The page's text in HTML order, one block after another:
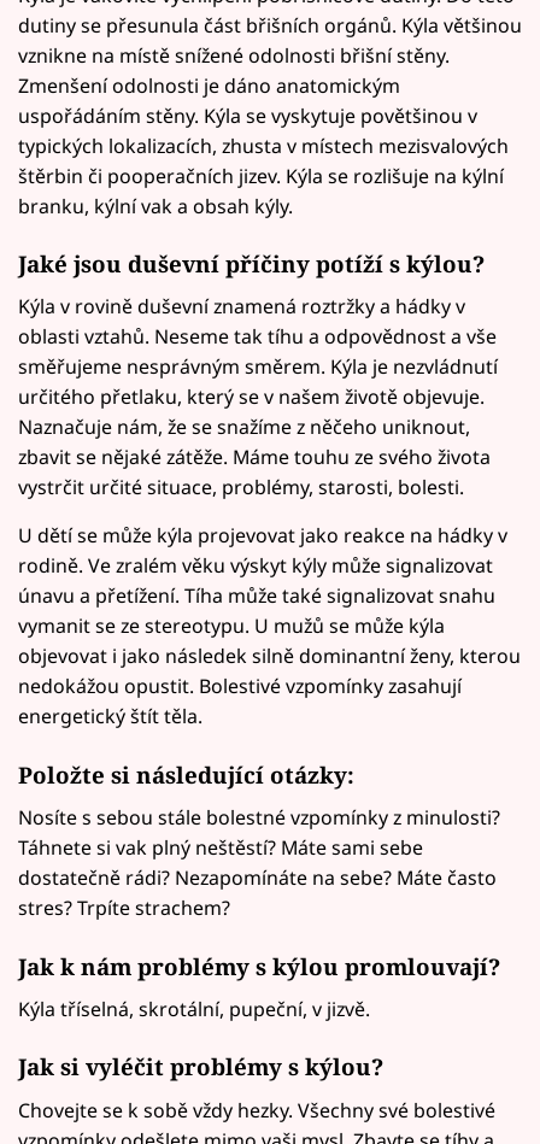
dutiny se přesunula část břišních orgánů. Kýla většinou
vznikne na místě snížené odolnosti břišní stěny.
Zmenšení odolnosti je dáno anatomickým
uspořádáním stěny. Kýla se vyskytuje povětšinou v
typických lokalizacích, zhusta v místech mezisvalových
štěrbin či pooperačních jizev. Kýla se rozlišuje na kýlní
branku, kýlní vak a obsah kýly.
Jaké jsou duševní příčiny potíží s kýlou?
Kýla v rovině duševní znamená roztržky a hádky v
oblasti vztahů. Neseme tak tíhu a odpovědnost a vše
směřujeme nesprávným směrem. Kýla je nezvládnutí
určitého přetlaku, který se v našem životě objevuje.
Naznačuje nám, že se snažíme z něčeho uniknout,
zbavit se nějaké zátěže. Máme touhu ze svého života
vystrčit určité situace, problémy, starosti, bolesti.
U dětí se může kýla projevovat jako reakce na hádky v
rodině. Ve zralém věku výskyt kýly může signalizovat
únavu a přetížení. Tíha může také signalizovat snahu
vymanit se ze stereotypu. U mužů se může kýla
objevovat i jako následek silně dominantní ženy, kterou
nedokážou opustit. Bolestivé vzpomínky zasahují
energetický štít těla.
Položte si následující otázky:
Nosíte s sebou stále bolestné vzpomínky z minulosti?
Táhnete si vak plný neštěstí? Máte sami sebe
dostatečně rádi? Nezapomínáte na sebe? Máte často
stres? Trpíte strachem?
Jak k nám problémy s kýlou promlouvají?
Kýla tříselná, skrotální, pupeční, v jizvě.
Jak si vyléčit problémy s kýlou?
Chovejte se k sobě vždy hezky. Všechny své bolestivé